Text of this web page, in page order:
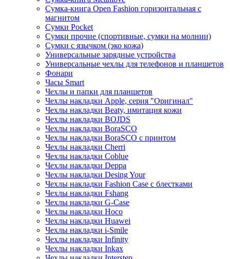
Сумка-книга Open Fashion горизонтальная с
магнитом
Сумки Pocket
Сумки прочие (спортивные, сумки на молнии)
Сумки с язычком (эко кожа)
Универсальные зарядные устройства
Универсальные чехлы для телефонов и планшетов
Фонари
Часы Smart
Чехлы и папки для планшетов
Чехлы накладки Apple, серия "Оригинал"
Чехлы накладки Beaty, имитация кожи
Чехлы накладки BOJDS
Чехлы накладки BoraSCO
Чехлы накладки BoraSCO с принтом
Чехлы накладки Cherri
Чехлы накладки Coblue
Чехлы накладки Deppa
Чехлы накладки Desing Your
Чехлы накладки Fashion Case с блестками
Чехлы накладки Fshang
Чехлы накладки G-Case
Чехлы накладки Hoco
Чехлы накладки Huawei
Чехлы накладки i-Smile
Чехлы накладки Infinity
Чехлы накладки Inkax